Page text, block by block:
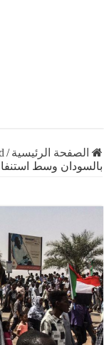
الرئيسية /
وسط استنفار